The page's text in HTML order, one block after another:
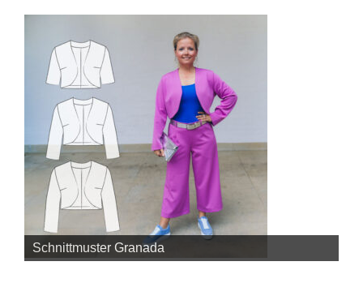
Schnittmuster Granada